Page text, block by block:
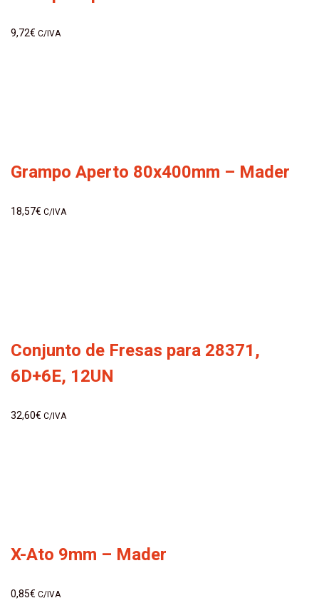
9,72€ C/IVA
Grampo Aperto 80x400mm – Mader
18,57€ C/IVA
Conjunto de Fresas para 28371,
6D+6E, 12UN
32,60€ C/IVA
X-Ato 9mm – Mader
0,85€ C/IVA